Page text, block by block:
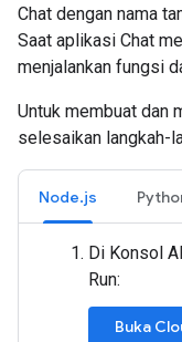
Chat dengan nama
Saat aplikasi Chat
menjalankan fungsi
Untuk membuat dan
selesaikan langkah-
Node.js
Di Konsol
Run:
Buka